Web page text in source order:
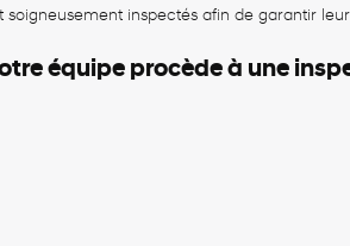
soigneusement inspectés afin de garantir
équipe procède à une